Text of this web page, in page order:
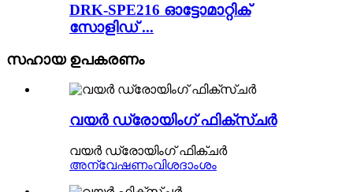
DRK-SPE216 ഓട്ടോമാറ്റിക്
സോളിഡ് ...
സഹായ ഉപകരണം
വയർ ഡ്രോയിംഗ് ഫിക്സ്ചർ
വയർ ഡ്രോയിംഗ് ഫിക്ചർ
അന്വേഷണംവിശദാംശം